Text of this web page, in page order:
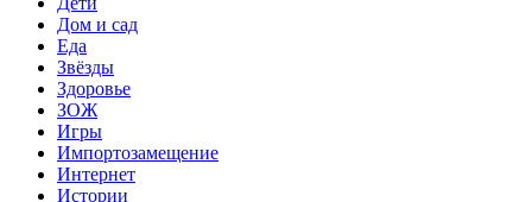
Дом и сад
Еда
Звёзды
Здоровье
ЗОЖ
Игры
Импортозамещение
Интернет
Истории